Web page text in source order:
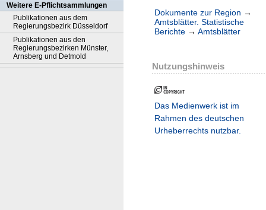
Weitere E-Pflichtsammlungen
Publikationen aus dem
Regierungsbezirk Düsseldorf
Publikationen aus den
Regierungsbezirken Münster,
Arnsberg und Detmold
Dokumente zur Region →
Amtsblätter. Statistische
Berichte → Amtsblätter
Nutzungshinweis
Das Medienwerk ist im
Rahmen des deutschen
Urheberrechts nutzbar.